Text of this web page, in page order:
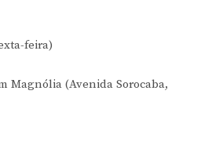
feira)
Magnólia (Avenida Sorocaba,